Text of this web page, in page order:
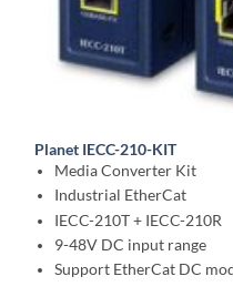
Planet IECC-210-KIT
Media Converter Kit
Industrial EtherCat
IECC-210T + IECC-210R
9-48V DC input range
Support EtherCat DC